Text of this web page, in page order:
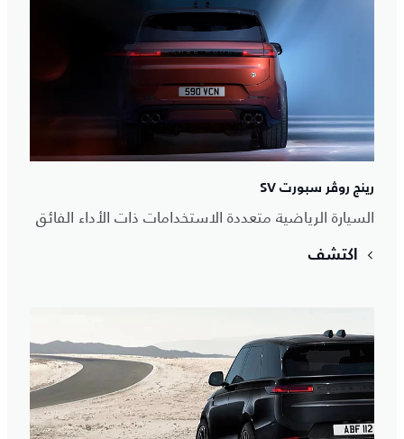
رينج روڤر سبورت SV
السيارة الرياضية متعددة الاستخدامات ذات الأداء الفائق
اكتشف